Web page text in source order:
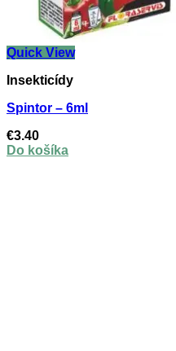
Quick View
Insekticídy
Spintor – 6ml
€3.40
Do košíka